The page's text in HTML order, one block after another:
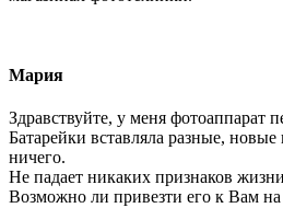
Мария
Здравствуйте, у меня фотоаппарат
Батарейки вставляла разные,
ничего.
Не падает никаких признаков
Возможно ли привезти его к Вам на